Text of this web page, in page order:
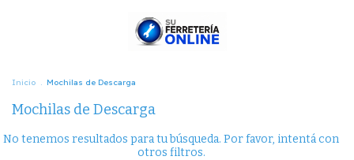
Inicio . Mochilas de Descarga
Mochilas de Descarga
No tenemos resultados para tu búsqueda. Por favor, intentá con
otros filtros.